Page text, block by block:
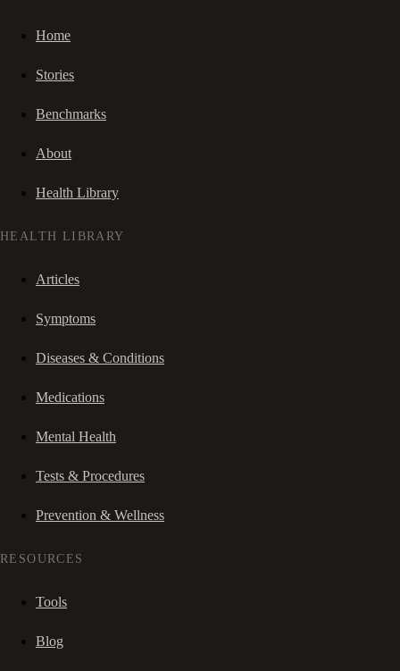
Home
Stories
Benchmarks
About
Health Library
HEALTH LIBRARY
Articles
Symptoms
Diseases & Conditions
Medications
Mental Health
Tests & Procedures
Prevention & Wellness
RESOURCES
Tools
Blog